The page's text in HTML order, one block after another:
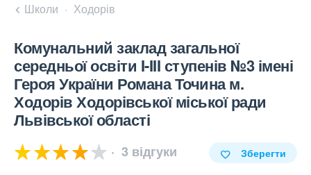
Школи Ходорів
Комунальний заклад загальної
середньої освіти I-III ступенів №3 імені
Героя України Романа Точина м.
Ходорів Ходорівської міської ради
Львівської області
3 відгуки Зберегти